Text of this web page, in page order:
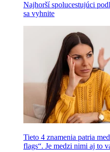
Najhorší spolucestujúci
sa vyhnite
Tieto 4 znamenia patria
flags“. Je medzi nimi aj to